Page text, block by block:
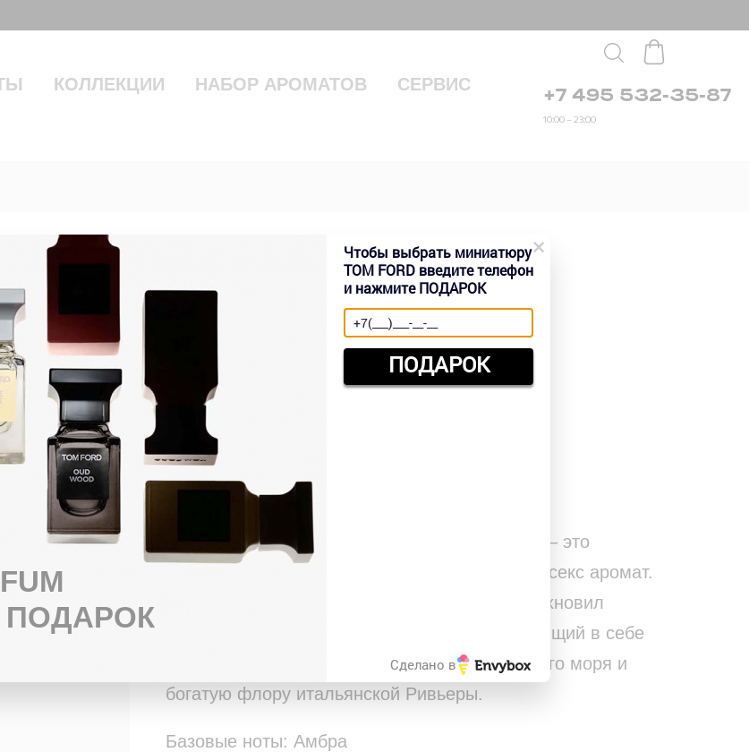
КОЛЛЕКЦИИ НАБОР АРОМАТОВ
СЕРВИС
+7 495 532-35-87
10:00 – 23:00
50 ml
31500 руб.
В корзину
ПОДАРОК К КАЖДОЙ ПОКУПКЕ
Парфюмерная вода Tom Ford Neroli Portofino – это
современный яркий фужерно-цитрусовый унисекс аромат.
На создание этого парфюма Тома Форда вдохновил
небольшой рыбацкий городок Портофино, таящий в себе
прохладные бризы, чистые воды Средиземного моря и
богатую флору итальянской Ривьеры.
Базовые ноты: Амбра
×
Чтобы выбрать миниатюру
TOM FORD введите телефон
и нажмите ПОДАРОК
ПОДАРОК
Сделано в